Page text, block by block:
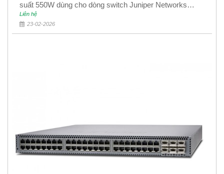
suất 550W dùng cho dòng switch Juniper Networks
EX4400
Liên hệ
23-02-2026